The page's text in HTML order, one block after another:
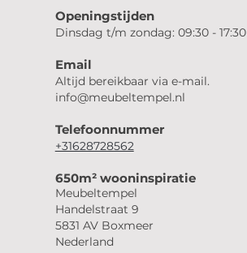
Openingstijden
Dinsdag t/m zondag: 09:30 - 17:30
Email
Altijd bereikbaar via e-mail.
info@meubeltempel.nl
Telefoonnummer
+31628728562
650m² wooninspiratie
Meubeltempel
Handelstraat 9
5831 AV Boxmeer
Nederland